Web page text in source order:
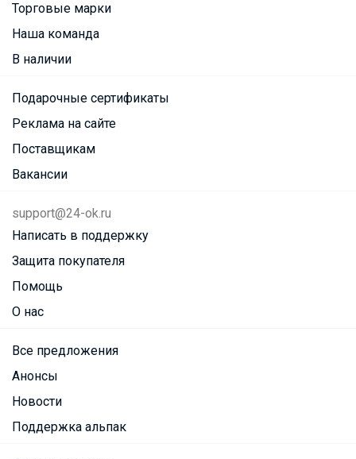
Торговые марки
Наша команда
В наличии
Подарочные сертификаты
Реклама на сайте
Поставщикам
Вакансии
support@24-ok.ru
Написать в поддержку
Защита покупателя
Помощь
О нас
Все предложения
Анонсы
Новости
Поддержка альпак